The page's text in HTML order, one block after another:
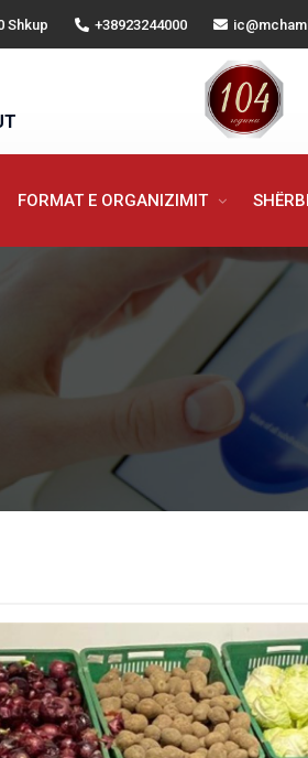
Shkup +38923244000
FORMAT E ORGANIZIMIT